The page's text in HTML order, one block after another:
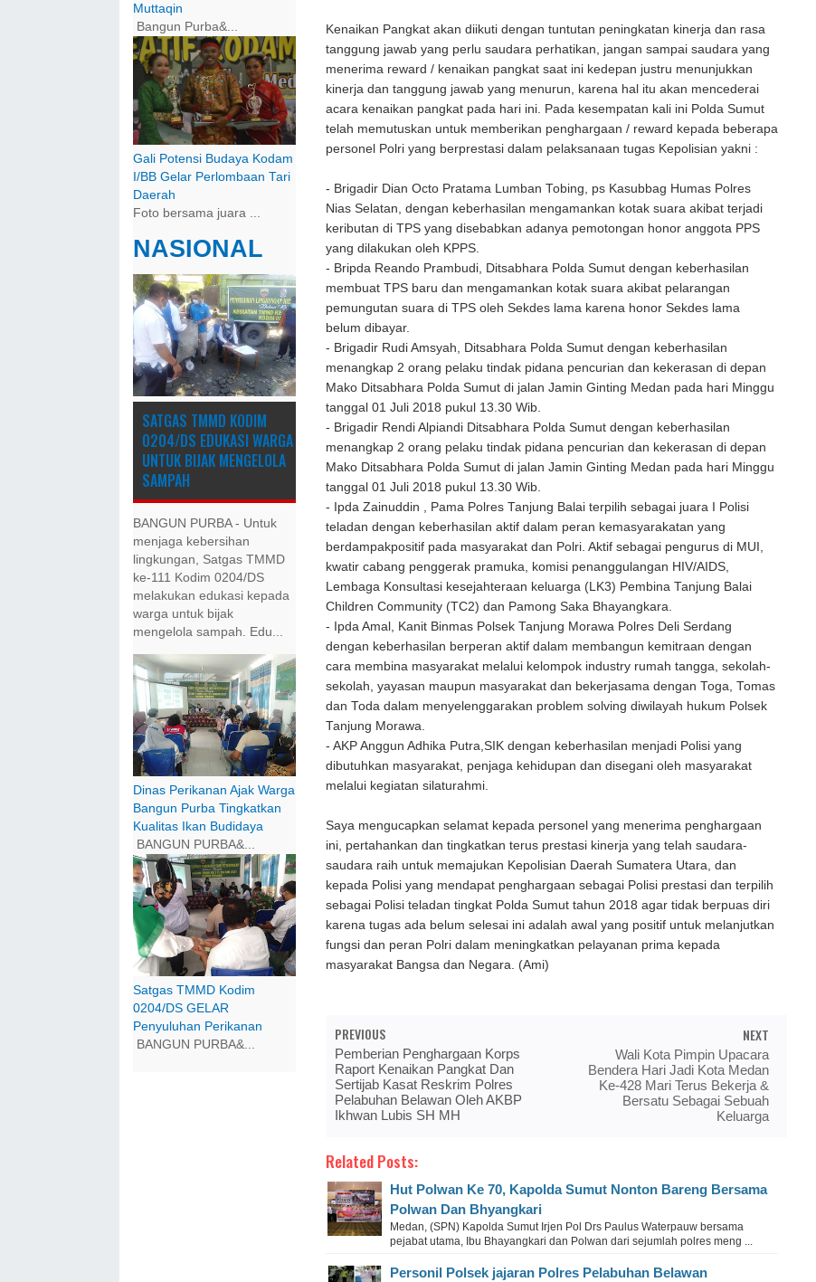
Muttaqin
Bangun Purba&...
Gali Potensi Budaya Kodam
I/BB Gelar Perlombaan Tari
Daerah
Foto bersama juara ...
NASIONAL
SATGAS TMMD KODIM
0204/DS EDUKASI WARGA
UNTUK BIJAK MENGELOLA
SAMPAH
BANGUN PURBA - Untuk
menjaga kebersihan
lingkungan, Satgas TMMD
ke-111 Kodim 0204/DS
melakukan edukasi kepada
warga untuk bijak
mengelola sampah. Edu...
Dinas Perikanan Ajak Warga
Bangun Purba Tingkatkan
Kualitas Ikan Budidaya
BANGUN PURBA&...
Satgas TMMD Kodim
0204/DS GELAR
Penyuluhan Perikanan
BANGUN PURBA&...
Kenaikan Pangkat akan diikuti dengan tuntutan peningkatan kinerja dan rasa
tanggung jawab yang perlu saudara perhatikan, jangan sampai saudara yang
menerima reward / kenaikan pangkat saat ini kedepan justru menunjukkan
kinerja dan tanggung jawab yang menurun, karena hal itu akan mencederai
acara kenaikan pangkat pada hari ini. Pada kesempatan kali ini Polda Sumut
telah memutuskan untuk memberikan penghargaan / reward kepada beberapa
personel Polri yang berprestasi dalam pelaksanaan tugas Kepolisian yakni :
- Brigadir Dian Octo Pratama Lumban Tobing, ps Kasubbag Humas Polres
Nias Selatan, dengan keberhasilan mengamankan kotak suara akibat terjadi
keributan di TPS yang disebabkan adanya pemotongan honor anggota PPS
yang dilakukan oleh KPPS.
- Bripda Reando Prambudi, Ditsabhara Polda Sumut dengan keberhasilan
membuat TPS baru dan mengamankan kotak suara akibat pelarangan
pemungutan suara di TPS oleh Sekdes lama karena honor Sekdes lama
belum dibayar.
- Brigadir Rudi Amsyah, Ditsabhara Polda Sumut dengan keberhasilan
menangkap 2 orang pelaku tindak pidana pencurian dan kekerasan di depan
Mako Ditsabhara Polda Sumut di jalan Jamin Ginting Medan pada hari Minggu
tanggal 01 Juli 2018 pukul 13.30 Wib.
- Brigadir Rendi Alpiandi Ditsabhara Polda Sumut dengan keberhasilan
menangkap 2 orang pelaku tindak pidana pencurian dan kekerasan di depan
Mako Ditsabhara Polda Sumut di jalan Jamin Ginting Medan pada hari Minggu
tanggal 01 Juli 2018 pukul 13.30 Wib.
-
Ipda Zainuddin , Pama Polres Tanjung Balai terpilih sebagai juara I Polisi
teladan dengan keberhasilan aktif dalam peran kemasyarakatan yang
berdampakpositif pada masyarakat dan Polri. Aktif sebagai pengurus di MUI,
kwatir cabang penggerak pramuka, komisi penanggulangan HIV/AIDS,
Lembaga Konsultasi kesejahteraan keluarga (LK3) Pembina Tanjung Balai
Children Community (TC2) dan Pamong Saka Bhayangkara.
-
Ipda Amal, Kanit Binmas Polsek Tanjung Morawa Polres Deli Serdang
dengan keberhasilan berperan aktif dalam membangun kemitraan dengan
cara membina masyarakat melalui kelompok industry rumah tangga, sekolah-
sekolah, yayasan maupun masyarakat dan bekerjasama dengan Toga, Tomas
dan Toda dalam menyelenggarakan problem solving diwilayah hukum Polsek
Tanjung Morawa.
- AKP Anggun Adhika Putra,SIK dengan keberhasilan menjadi Polisi yang
dibutuhkan masyarakat, penjaga kehidupan dan disegani oleh masyarakat
melalui kegiatan silaturahmi.
Saya mengucapkan selamat kepada personel yang menerima penghargaan
ini, pertahankan dan tingkatkan terus prestasi kinerja yang telah saudara-
saudara raih untuk memajukan Kepolisian Daerah Sumatera Utara, dan
kepada Polisi yang mendapat penghargaan sebagai Polisi prestasi dan terpilih
sebagai Polisi teladan tingkat Polda Sumut tahun 2018 agar tidak berpuas diri
karena tugas ada belum selesai ini adalah awal yang positif untuk melanjutkan
fungsi dan peran Polri dalam meningkatkan pelayanan prima kepada
masyarakat Bangsa dan Negara. (Ami)
PREVIOUS
Pemberian Penghargaan Korps
Raport Kenaikan Pangkat Dan
Sertijab Kasat Reskrim Polres
Pelabuhan Belawan Oleh AKBP
Ikhwan Lubis SH MH
NEXT
Wali Kota Pimpin Upacara
Bendera Hari Jadi Kota Medan
Ke-428 Mari Terus Bekerja &
Bersatu Sebagai Sebuah
Keluarga
Related Posts:
Hut Polwan Ke 70, Kapolda Sumut Nonton Bareng Bersama
Polwan Dan Bhyangkari
Medan, (SPN) Kapolda Sumut Irjen Pol Drs Paulus Waterpauw bersama
pejabat utama, Ibu Bhayangkari dan Polwan dari sejumlah polres meng ...
Personil Polsek jajaran Polres Pelabuhan Belawan